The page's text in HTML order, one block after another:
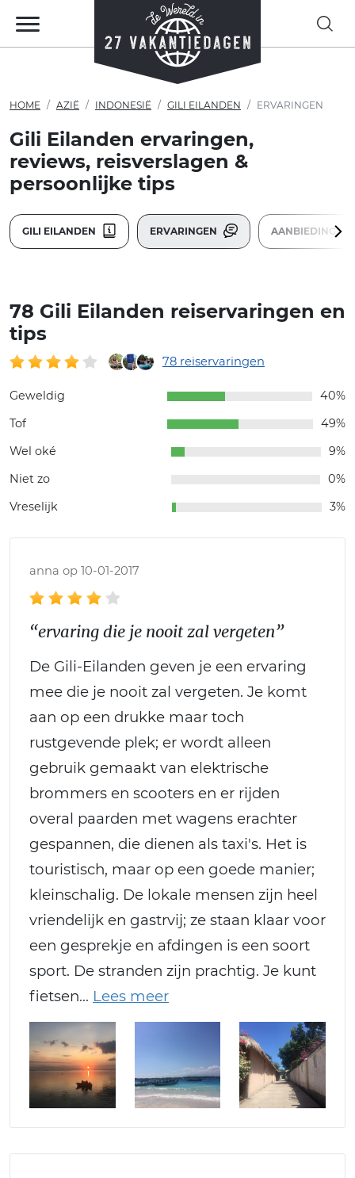
HOME AZIË INDONESIË GILI EILANDEN ERVARINGEN
Gili Eilanden ervaringen,
reviews, reisverslagen &
persoonlijke tips
GILI EILANDEN ERVARINGEN AANBIEDINGEN
78 Gili Eilanden reiservaringen en
tips
78 reiservaringen
Geweldig
40%
Tof
49%
Wel oké
9%
Niet zo
0%
Vreselijk
3%
anna op 10-01-2017
“ervaring die je nooit zal vergeten”
De Gili-Eilanden geven je een ervaring
mee die je nooit zal vergeten. Je komt
aan op een drukke maar toch
rustgevende plek; er wordt alleen
gebruik gemaakt van elektrische
brommers en scooters en er rijden
overal paarden met wagens erachter
gespannen, die dienen als taxi's. Het is
touristisch, maar op een goede manier;
kleinschalig. De lokale mensen zijn heel
vriendelijk en gastrvij; ze staan klaar voor
een gesprekje en afdingen is een soort
sport. De stranden zijn prachtig. Je kunt
fietsen